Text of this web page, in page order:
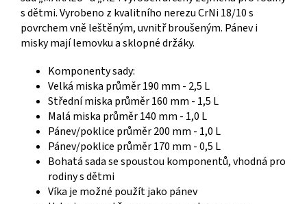
s dětmi. Vyrobeno z kvalitního nerezu CrNi 18/10 s
povrchem vně leštěným, uvnitř broušeným. Pánev i
misky mají lemovku a sklopné držáky.
Komponenty sady:
Velká miska průměr 190 mm - 2,5 L
Střední miska průměr 160 mm - 1,5 L
Malá miska průměr 140 mm - 1,0 L
Pánev/poklice průměr 200 mm - 1,0 L
Pánev/poklice průměr 170 mm - 0,5 L
Bohatá sada se spoustou komponentů, vhodná pro
rodiny s dětmi
Víka je možné použít jako pánev